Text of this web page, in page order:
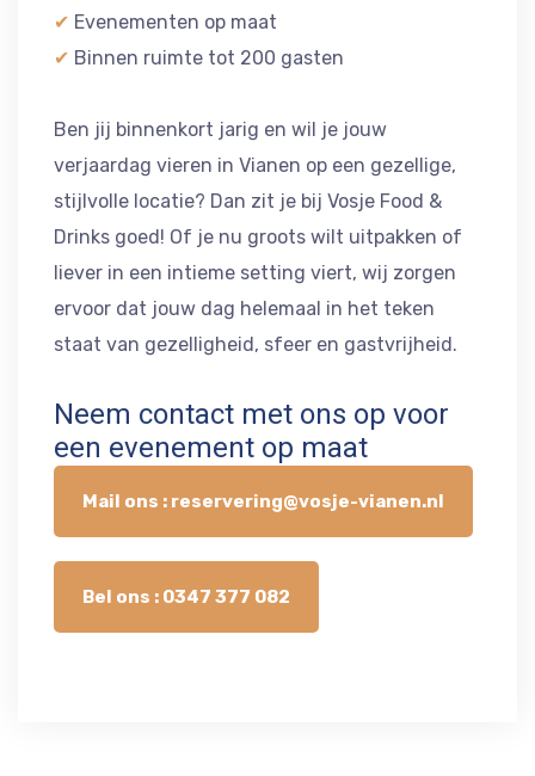
✔ Evenementen op maat
✔ Binnen ruimte tot 200 gasten
Ben jij binnenkort jarig en wil je jouw
verjaardag vieren in Vianen op een gezellige,
stijlvolle locatie? Dan zit je bij Vosje Food &
Drinks goed! Of je nu groots wilt uitpakken of
liever in een intieme setting viert, wij zorgen
ervoor dat jouw dag helemaal in het teken
staat van gezelligheid, sfeer en gastvrijheid.
Neem contact met ons op voor
een evenement op maat
Mail ons : reservering@vosje-vianen.nl
Bel ons : 0347 377 082